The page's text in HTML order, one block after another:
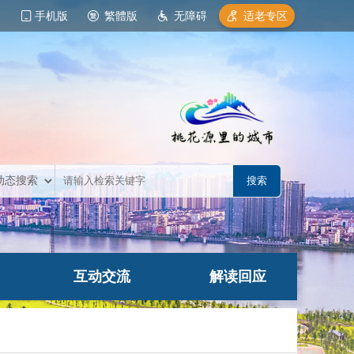
手机版 繁體版 无障碍 适老专区
互动交流 解读回应